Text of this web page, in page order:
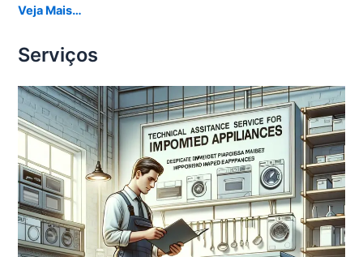
Veja Mais…
Serviços